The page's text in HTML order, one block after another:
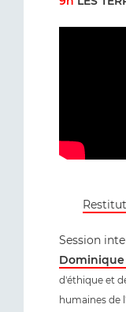
Session
d'éthique et
humaines de